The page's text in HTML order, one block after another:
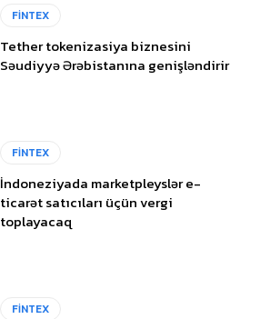
FİNTEX
Tether tokenizasiya biznesini
Səudiyyə Ərəbistanına genişləndirir
FİNTEX
İndoneziyada marketpleyslər e-
ticarət satıcıları üçün vergi
toplayacaq
FİNTEX